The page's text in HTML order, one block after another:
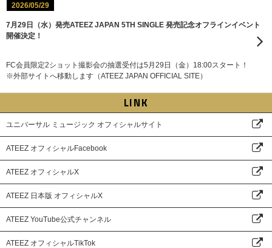
2026/05/29
7月29日（水）発売ATEEZ JAPAN 5TH SINGLE 発売記念オフラインイベント
開催決定！
FC会員限定2ショット撮影会の抽選受付は5月29日（金）18:00スタート！
※外部サイトへ移動します（ATEEZ JAPAN OFFICIAL SITE）
LINK
ユニバーサル ミュージック オフィシャルサイト
ATEEZ オフィシャルFacebook
ATEEZ オフィシャルX
ATEEZ 日本版 オフィシャルX
ATEEZ YouTube公式チャンネル
ATEEZ オフィシャルTikTok